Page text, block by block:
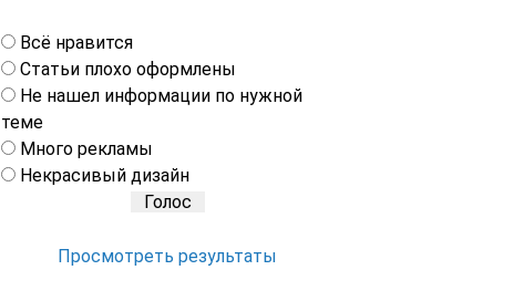
Всё нравится
Статьи плохо оформлены
Не нашел информации по нужной
теме
Много рекламы
Некрасивый дизайн
Просмотреть результаты